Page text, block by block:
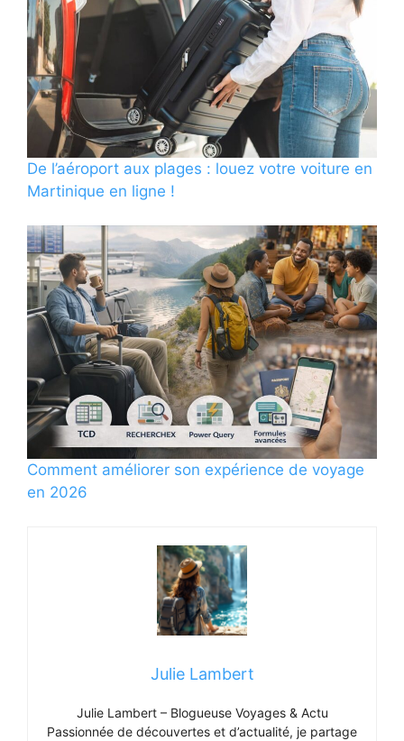
De l’aéroport aux plages : louez votre voiture en
Martinique en ligne !
Comment améliorer son expérience de voyage
en 2026
Julie Lambert
Julie Lambert – Blogueuse Voyages & Actu
Passionnée de découvertes et d’actualité, je partage